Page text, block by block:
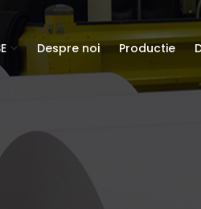
Despre noi Productie